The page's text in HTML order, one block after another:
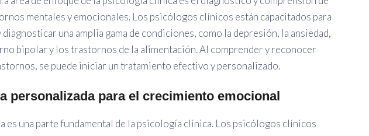
mentales y emocionales. Los psicólogos clínicos están capacitados para
diagnosticar una amplia gama de condiciones, como la depresión, la ansiedad,
bipolar y los trastornos de la alimentación. Al comprender y reconocer
se puede iniciar un tratamiento efectivo y personalizado.
personalizada para el crecimiento emocional
es una parte fundamental de la psicología clínica. Los psicólogos clínicos